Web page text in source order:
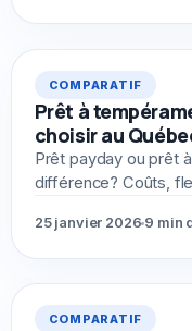
COMPARATIF
Prêt à
choisir au
Prêt payday ou prêt
différence? Coûts,
25 janvier 2026 9 min
COMPARATIF